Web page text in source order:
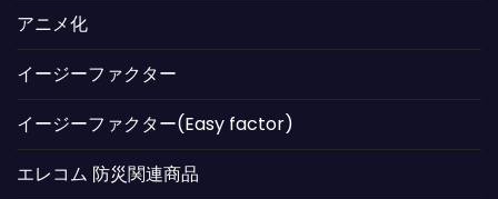
アニメ化
イージーファクター
イージーファクター(Easy factor)
エレコム 防災関連商品